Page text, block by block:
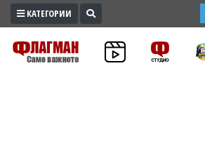
ПРОМО
ЗОНА
КАТЕГОРИИ